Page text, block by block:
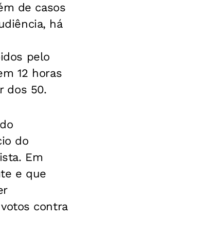
de casos
há
pelo
12 horas
dos 50.
do
Em
e que
contra